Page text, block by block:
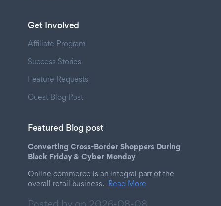
Get Involved
Affiliate Program
Success Stories
Feature Requests
Guest Blog Post
Featured Blog post
Converting Cross-Border Shoppers During
Black Friday & Cyber Monday
Online commerce is an integral part of the
overall retail business. Read More